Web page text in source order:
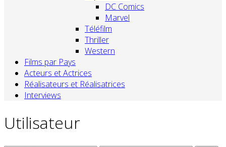
DC Comics
Marvel
Téléfilm
Thriller
Western
Films par Pays
Acteurs et Actrices
Réalisateurs et Réalisatrices
Interviews
Utilisateur